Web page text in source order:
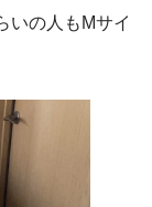
いの人もMサイ